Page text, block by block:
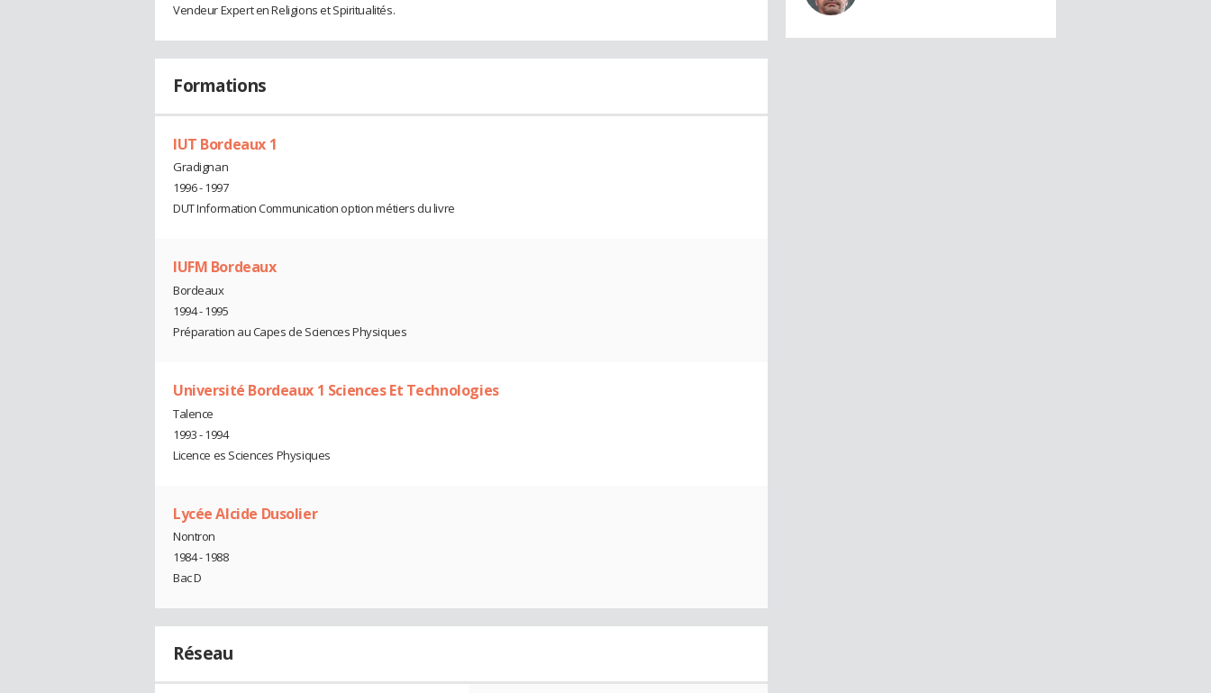
Vendeur Expert en Religions et Spiritualités.
Formations
IUT Bordeaux 1
Gradignan
1996 - 1997
DUT Information Communication option métiers du livre
IUFM Bordeaux
Bordeaux
1994 - 1995
Préparation au Capes de Sciences Physiques
Université Bordeaux 1 Sciences Et Technologies
Talence
1993 - 1994
Licence es Sciences Physiques
Lycée Alcide Dusolier
Nontron
1984 - 1988
Bac D
Réseau